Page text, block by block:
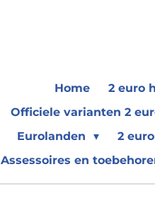
Home 2 euro
Officiele varianten 2
Eurolanden
2
Assessoires en